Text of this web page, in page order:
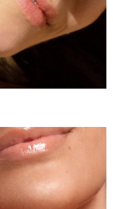
预计送达日期 8/10/26
预计送达日期
预计送达日期8/12/26
预计送达日期
预计送达日期 8/10/26